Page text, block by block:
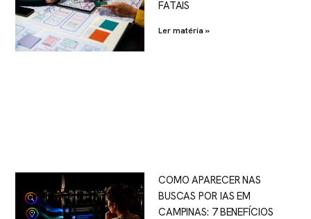
FATAIS
Ler matéria »
COMO APARECER NAS
BUSCAS POR IAS EM
CAMPINAS: 7 BENEFÍCIOS